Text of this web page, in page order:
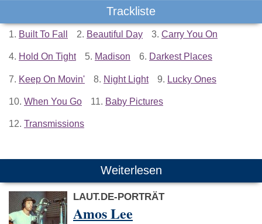
Trackliste
1. Built To Fall 2. Beautiful Day 3. Carry You On
4. Hold On Tight 5. Madison 6. Darkest Places
7. Keep On Movin' 8. Night Light 9. Lucky Ones
10. When You Go 11. Baby Pictures
12. Transmissions
Weiterlesen
LAUT.DE-PORTRÄT
Amos Lee